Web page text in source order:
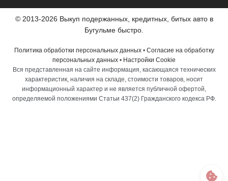
© 2013-2026 Выкуп подержанных, кредитных, битых авто в
Бугульме быстро.
Политика обработки персональных данных• Согласие на обработку
персональных данных • Настройки Cookie
Вся представленная на сайте информация, касающаяся технических
характеристик, наличия на складе, стоимости товаров, носит
информационный характер и не является публичной офертой,
определяемой положениями Статьи 437(2) Гражданского кодекса РФ.